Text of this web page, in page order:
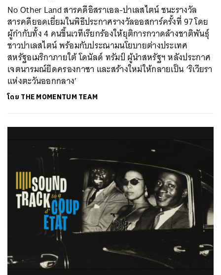
No Other Land สารคดีอิสราเอล-ปาเลสไตน์ ชนะรางวัล
สารคดียอดเยี่ยมในพิธีประกาศรางวัลออสการ์ครั้งที่ 97 โดย
ผู้กำกับทั้ง 4 คนขึ้นเวทีเรียกร้องให้ยุติการกวาดล้างชาติพันธุ์
ชาวปาเลสไตน์ พร้อมกับประณามนโยบายต่างประเทศ
สหรัฐอเมริกาภายใต้ โดนัลด์ ทรัมป์ ผู้นำสหรัฐฯ หลังประกาศ
เจตนารมณ์ยึดครองกาซา และสร้างใหม่ให้กลายเป็น ‘ริเวียรา
แห่งตะวันออกกลาง’
โดย THE MOMENTUM TEAM